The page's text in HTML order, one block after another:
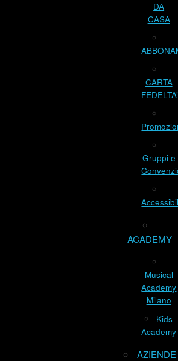
DA
CASA
CARTA
FEDELTA’
Gruppi e
ACADEMY
Musical
Academy
Milano
Kids
Academy
AZIENDE